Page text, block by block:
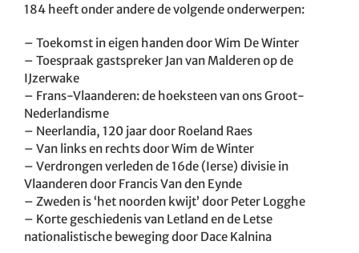
184 heeft onder andere de volgende onderwerpen:
– Toekomst in eigen handen door Wim De Winter
– Toespraak gastspreker Jan van Malderen op de
IJzerwake
– Frans-Vlaanderen: de hoeksteen van ons Groot-
Nederlandisme
– Neerlandia, 120 jaar door Roeland Raes
– Van links en rechts door Wim de Winter
– Verdrongen verleden de 16de (Ierse) divisie in
Vlaanderen door Francis Van den Eynde
– Zweden is ‘het noorden kwijt’ door Peter Logghe
– Korte geschiedenis van Letland en de Letse
nationalistische beweging door Dace Kalnina